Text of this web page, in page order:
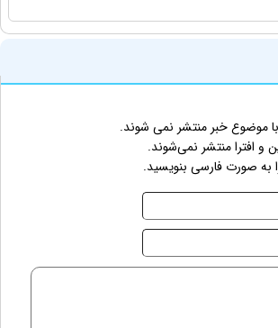
موضوع خبر منتشر نمی شوند.
و افترا منتشر نمی‌شوند.
به صورت فارسی بنویسید.